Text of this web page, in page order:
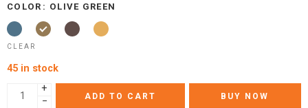
COLOR OLIVE GREEN
CLEAR
45 in stock
+
−
ADD TO CART BUY NOW